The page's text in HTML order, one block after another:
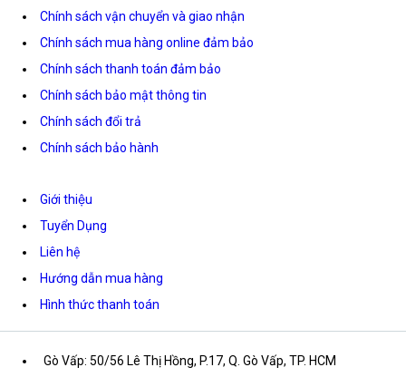
Chính sách vận chuyển và giao nhận
Chính sách mua hàng online đảm bảo
Chính sách thanh toán đảm bảo
Chính sách bảo mật thông tin
Chính sách đổi trả
Chính sách bảo hành
Giới thiệu
Tuyển Dụng
Liên hệ
Hướng dẫn mua hàng
Hình thức thanh toán
Gò Vấp: 50/56 Lê Thị Hồng, P.17, Q. Gò Vấp, TP. HCM